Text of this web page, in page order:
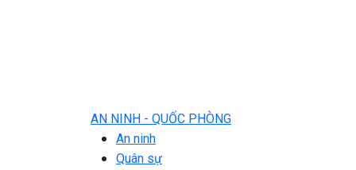
AN NINH - QUỐC PHÒNG
An ninh
Quân sự